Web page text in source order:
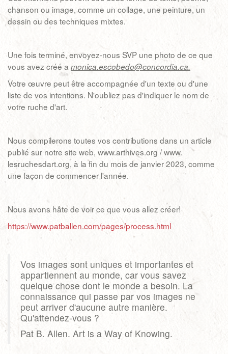
chanson ou image, comme un collage, une peinture, un
dessin ou des techniques mixtes.
Une fois terminé, envoyez-nous SVP une photo de ce que
vous avez créé a monica.escobedo@concordia.ca.
Votre œuvre peut être accompagnée d'un texte ou d'une
liste de vos intentions. N'oubliez pas d'indiquer le nom de
votre ruche d'art.
Nous compilerons toutes vos contributions dans un article
publié sur notre site web, www.arthives.org / www.
lesruchesdart.org, à la fin du mois de janvier 2023, comme
une façon de commencer l'année.
Nous avons hâte de voir ce que vous allez créer!
https://www.patballen.com/pages/process.html
Vos images sont uniques et importantes et
appartiennent au monde, car vous savez
quelque chose dont le monde a besoin. La
connaissance qui passe par vos images ne
peut arriver d'aucune autre manière.
Qu'attendez-vous ?
Pat B. Allen. Art is a Way of Knowing.